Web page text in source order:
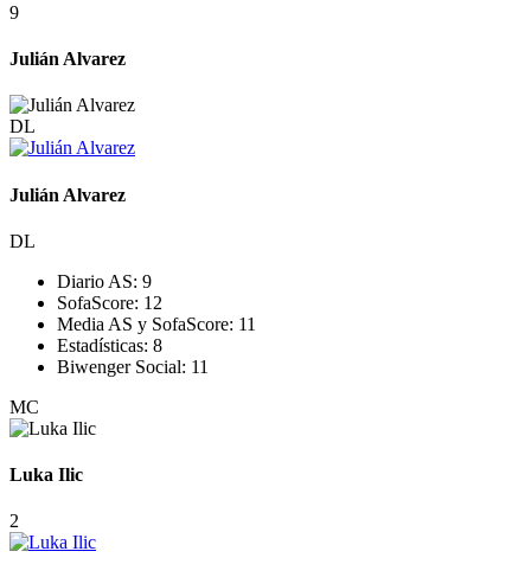
9
Julián Alvarez
DL
Julián Alvarez
DL
Diario AS: 9
SofaScore: 12
Media AS y SofaScore: 11
Estadísticas: 8
Biwenger Social: 11
MC
Luka Ilic
2